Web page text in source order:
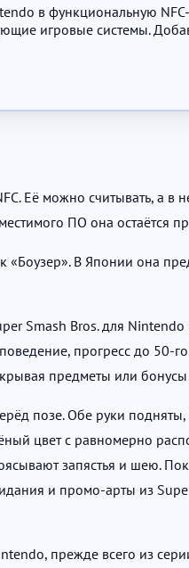
в функциональную
игровые системы.
Её можно считывать, а в
ПО она остаётся
В Японии она
Smash Bros. для
прогресс до
предметы или
позе. Обе руки
цвет с равномерно
запястья и шею.
и промо-арты из
прежде всего из